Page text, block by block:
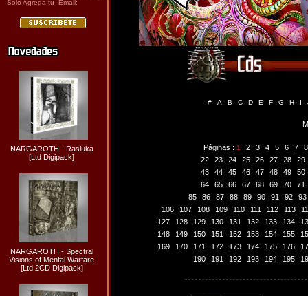
Solo Agrega tu Email:
NARGAROTH - Rasluka
[Ltd Digipack]
NARGAROTH - Spectral
Visions of Mental Warfare
[Ltd 2CD Digipack]
# A B C D E F G H I
Páginas : 1 2 3 4 5 6 7
8
22
23 24 25 26 27 28
29
43
44 45 46 47 48 49
50
64
65 66 67 68 69 70
71
85
86 87 88 89 90 91 92
93
106
107 108 109 110 111 112 113
127
128 129 130 131 132 133 134
148
149 150 151 152 153 154 155
169
170 171 172 173 174 175 176
190
191 192 193 194 195